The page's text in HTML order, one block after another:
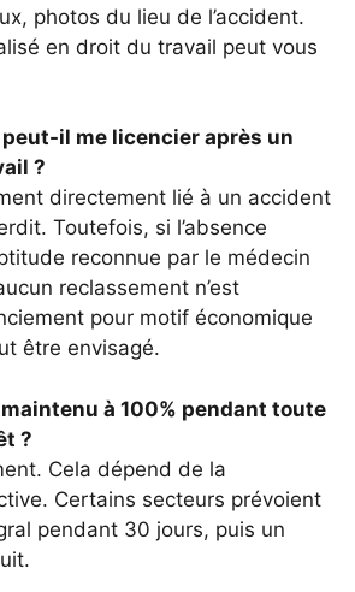
photos du lieu de l’accident.
en droit du travail peut vous
il me licencier après un
?
directement lié à un accident
Toutefois, si l’absence
reconnue par le médecin
reclassement n’est
pour motif économique
être envisagé.
à 100% pendant toute
?
Cela dépend de la
Certains secteurs prévoient
pendant 30 jours, puis un